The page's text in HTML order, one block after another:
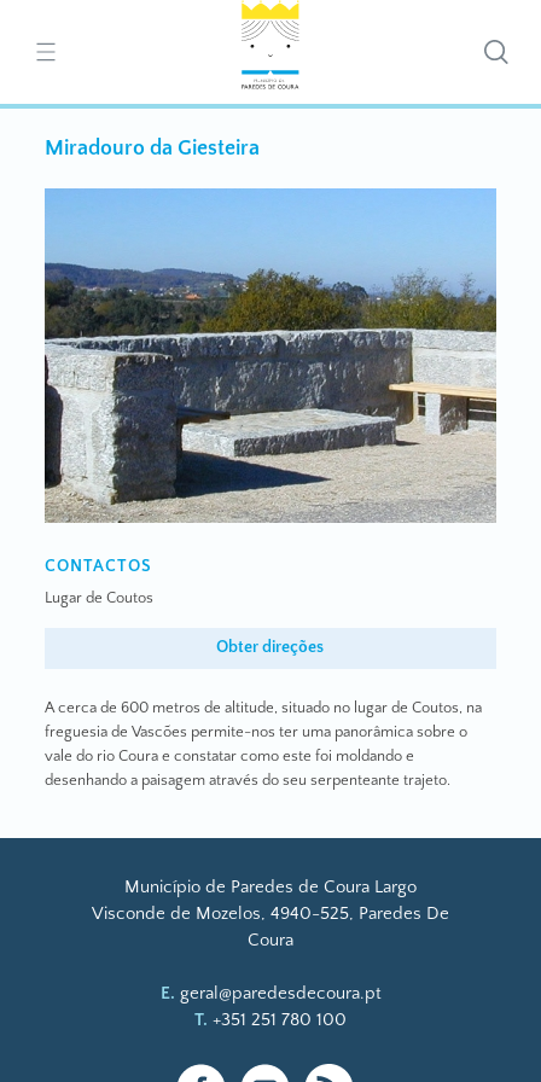
Miradouro da Giesteira
CONTACTOS
Lugar de Coutos
Obter direções
A cerca de 600 metros de altitude, situado no lugar de Coutos, na
freguesia de Vascões permite-nos ter uma panorâmica sobre o
vale do rio Coura e constatar como este foi moldando e
desenhando a paisagem através do seu serpenteante trajeto.
Município de Paredes de Coura Largo
Visconde de Mozelos, 4940-525, Paredes De
Coura
E. geral@paredesdecoura.pt
T. +351 251 780 100